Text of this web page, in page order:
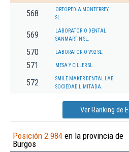
568
ORTOPEDIA MONTERREY,
SL.
569
LABORATORIO DENTAL
SANMARTIN SL.
570 LABORATORIO V92 SL.
571 MESA Y CILLER SL.
572
SMILE MAKER DENTAL LAB
SOCIEDAD LIMITADA.
Ver Ranking de
Posición 2.984 en la provincia de
Burgos